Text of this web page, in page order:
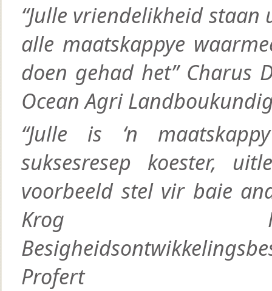
“Julle vriendelikheid staan
alle maatskappye
doen gehad het” Charus
Ocean Agri
“Julle is ‘n
suksesresep koester,
voorbeeld stel vir baie
Krog
Profert